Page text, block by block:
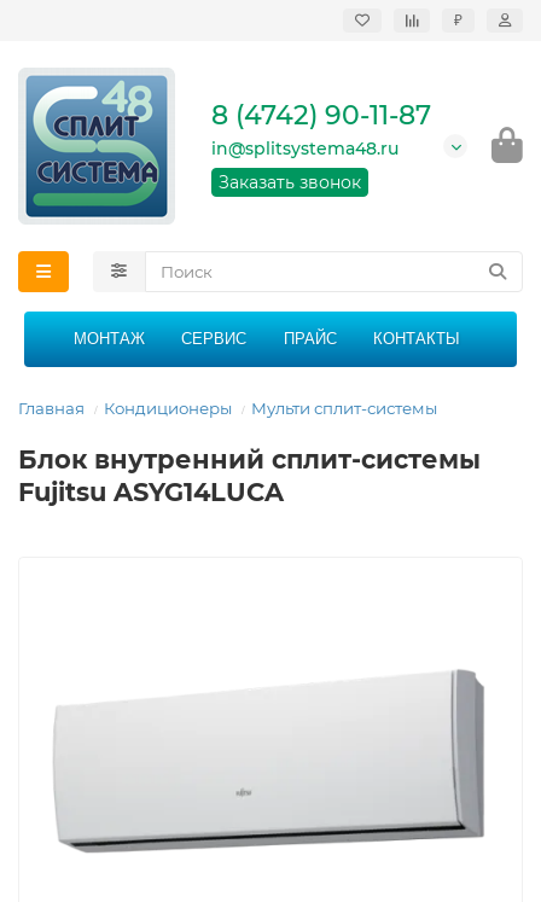
₽
кондиционеров в
области
График работы: 9:00 -
21:00 без перерыва и
8 (4742) 90-11-87
in@splitsystema48.ru
Заказать звонок
МОНТАЖ СЕРВИС ПРАЙС КОНТАКТЫ
Главная Кондиционеры Мульти сплит-системы
Блок внутренний сплит-системы
Fujitsu ASYG14LUCA